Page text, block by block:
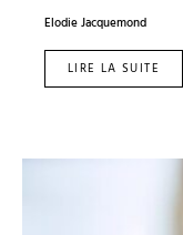
Elodie Jacquemond
LIRE LA SUITE